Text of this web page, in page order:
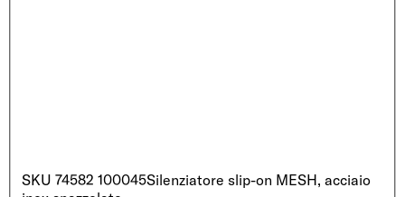
SKU 74582 100045Silenziatore slip-on MESH, acciaio